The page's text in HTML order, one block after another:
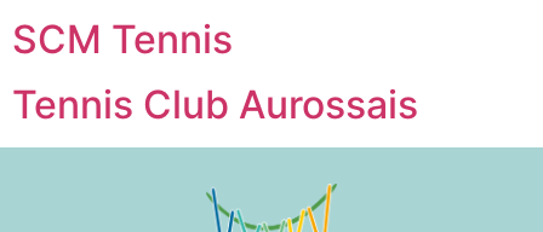
SCM Tennis
Tennis Club Aurossais